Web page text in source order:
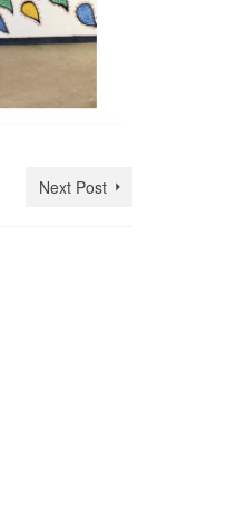
Next Post